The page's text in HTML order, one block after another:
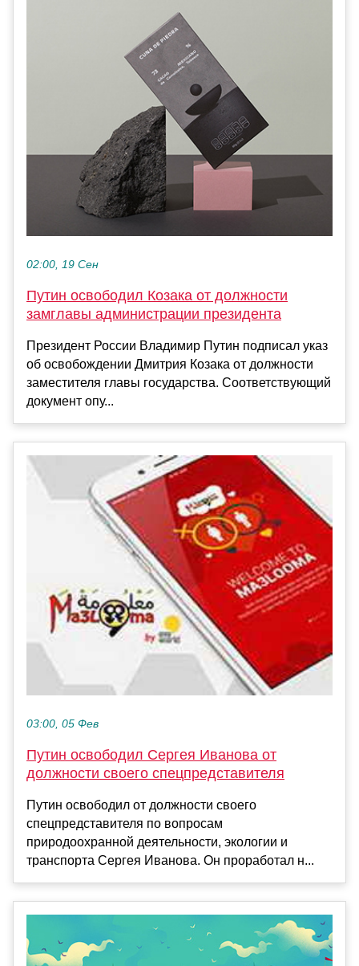
02:00, 19 Сен
Путин освободил Козака от должности
замглавы администрации президента
Президент России Владимир Путин подписал указ
об освобождении Дмитрия Козака от должности
заместителя главы государства. Соответствующий
документ опу...
03:00, 05 Фев
Путин освободил Сергея Иванова от
должности своего спецпредставителя
Путин освободил от должности своего
спецпредставителя по вопросам
природоохранной деятельности, экологии и
транспорта Сергея Иванова. Он проработал н...